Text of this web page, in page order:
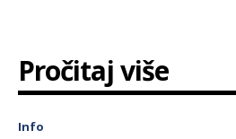
Pročitaj više
Info